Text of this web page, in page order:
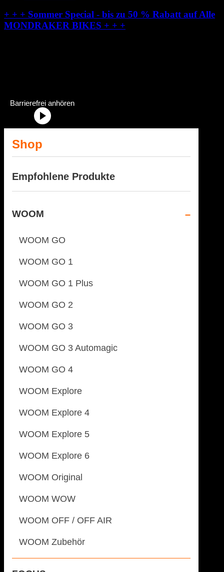
+ + + Sommer Special - bis zu 50 % Rabatt auf Alle
MONDRAKER BIKES + + +
Radstation Onlineshop Header Abschnittstitel: „Radstation-
Barrierefrei anhören
Shop
Empfohlene Produkte
WOOM
WOOM GO
WOOM GO 1
WOOM GO 1 Plus
WOOM GO 2
WOOM GO 3
WOOM GO 3 Automagic
WOOM GO 4
WOOM Explore
WOOM Explore 4
WOOM Explore 5
WOOM Explore 6
WOOM Original
WOOM WOW
WOOM OFF / OFF AIR
WOOM Zubehör